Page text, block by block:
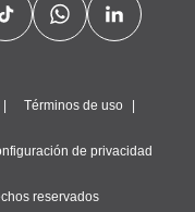
Términos de uso
de privacidad
reservados